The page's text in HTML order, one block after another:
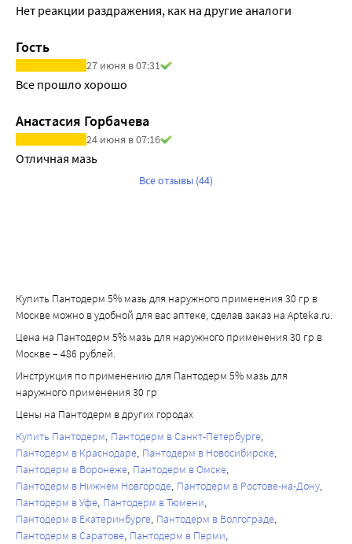
Нет реакции раздражения, как на другие аналоги
Гость
27 июня в 07:31
Все прошло хорошо
Анастасия Горбачева
24 июня в 07:16
Отличная мазь
Все отзывы (44)
Купить Пантодерм 5% мазь для наружного применения 30 гр в
Москве можно в удобной для вас аптеке, сделав заказ на Apteka.ru.
Цена на Пантодерм 5% мазь для наружного применения 30 гр в
Москве – 486 рублей.
Инструкция по применению для Пантодерм 5% мазь для
наружного применения 30 гр
Цены на Пантодерм в других городах
Купить Пантодерм Пантодерм в Санкт-Петербурге
Пантодерм в Краснодаре Пантодерм в Новосибирске
Пантодерм в Воронеже Пантодерм в Омске
Пантодерм в Нижнем Новгороде Пантодерм в Ростове-на-Дону
Пантодерм в Уфе Пантодерм в Тюмени
Пантодерм в Екатеринбурге Пантодерм в Волгограде
Пантодерм в Саратове Пантодерм в Перми